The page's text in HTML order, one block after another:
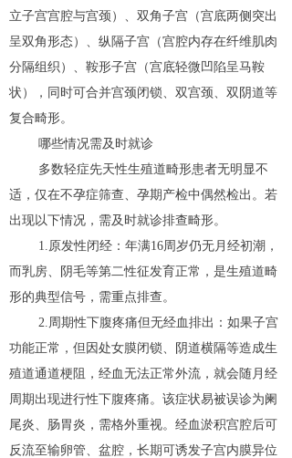
立子宫宫腔与宫颈）、双角子宫（宫底两侧突出
呈双角形态）、纵隔子宫（宫腔内存在纤维肌肉
分隔组织）、鞍形子宫（宫底轻微凹陷呈马鞍
状），同时可合并宫颈闭锁、双宫颈、双阴道等
复合畸形。
哪些情况需及时就诊
多数轻症先天性生殖道畸形患者无明显不
适，仅在不孕症筛查、孕期产检中偶然检出。若
出现以下情况，需及时就诊排查畸形。
1.原发性闭经：年满16周岁仍无月经初潮，
而乳房、阴毛等第二性征发育正常，是生殖道畸
形的典型信号，需重点排查。
2.周期性下腹疼痛但无经血排出：如果子宫
功能正常，但因处女膜闭锁、阴道横隔等造成生
殖道通道梗阻，经血无法正常外流，就会随月经
周期出现进行性下腹疼痛。该症状易被误诊为阑
尾炎、肠胃炎，需格外重视。经血淤积宫腔后可
反流至输卵管、盆腔，长期可诱发子宫内膜异位